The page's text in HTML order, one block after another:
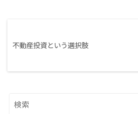
不動産投資という選択肢